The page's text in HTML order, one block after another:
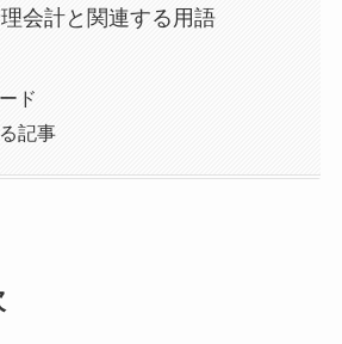
会計と関連する用語
ド
記事